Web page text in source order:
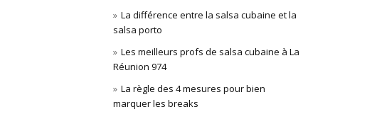
La différence entre la salsa cubaine et la
salsa porto
Les meilleurs profs de salsa cubaine à La
Réunion 974
La règle des 4 mesures pour bien
marquer les breaks